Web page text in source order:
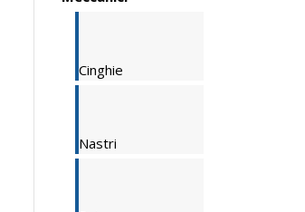
Cinghie
Nastri